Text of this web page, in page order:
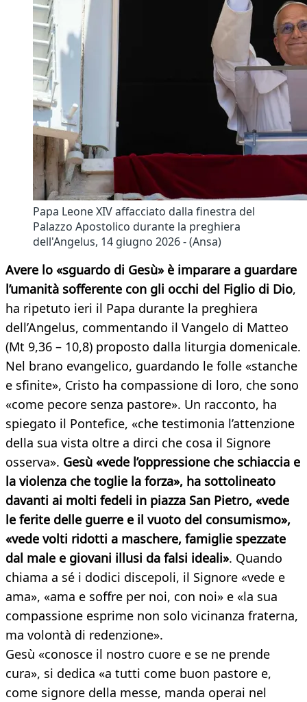
Papa Leone XIV affacciato dalla finestra del
Palazzo Apostolico durante la preghiera
dell'Angelus, 14 giugno 2026 - (Ansa)
Avere lo «sguardo di Gesù» è imparare a guardare
l’umanità sofferente con gli occhi del Figlio di Dio,
ha ripetuto ieri il Papa durante la preghiera
dell’Angelus, commentando il Vangelo di Matteo
(Mt 9,36 – 10,8) proposto dalla liturgia domenicale.
Nel brano evangelico, guardando le folle «stanche
e sfinite», Cristo ha compassione di loro, che sono
«come pecore senza pastore». Un racconto, ha
spiegato il Pontefice, «che testimonia l’attenzione
della sua vista oltre a dirci che cosa il Signore
osserva». Gesù «vede l’oppressione che schiaccia e
la violenza che toglie la forza», ha sottolineato
davanti ai molti fedeli in piazza San Pietro, «vede
le ferite delle guerre e il vuoto del consumismo»,
«vede volti ridotti a maschere, famiglie spezzate
dal male e giovani illusi da falsi ideali». Quando
chiama a sé i dodici discepoli, il Signore «vede e
ama», «ama e soffre per noi, con noi» e «la sua
compassione esprime non solo vicinanza fraterna,
ma volontà di redenzione».
Gesù «conosce il nostro cuore e se ne prende
cura», si dedica «a tutti come buon pastore e,
come signore della messe, manda operai nel